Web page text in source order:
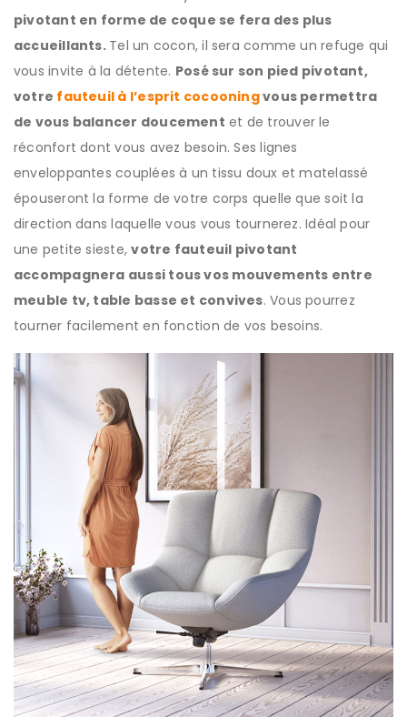
pivotant en forme de coque se fera des plus
accueillants. Tel un cocon, il sera comme un refuge qui
vous invite à la détente. Posé sur son pied pivotant,
votre fauteuil à l’esprit cocooningvous permettra
de vous balancer doucement et de trouver le
réconfort dont vous avez besoin. Ses lignes
enveloppantes couplées à un tissu doux et matelassé
épouseront la forme de votre corps quelle que soit la
direction dans laquelle vous vous tournerez. Idéal pour
une petite sieste,votre fauteuil pivotant
accompagnera aussi tous vos mouvements entre
meuble tv, table basse et convives. Vous pourrez
tourner facilement en fonction de vos besoins.